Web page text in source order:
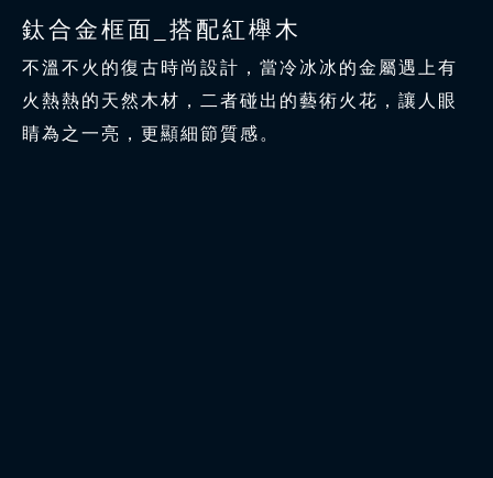
鈦合金框面_搭配紅櫸木
不溫不火的復古時尚設計，當冷冰冰的金屬遇上有
火熱熱的天然木材，二者碰出的藝術火花，讓人眼
睛為之一亮，更顯細節質感。